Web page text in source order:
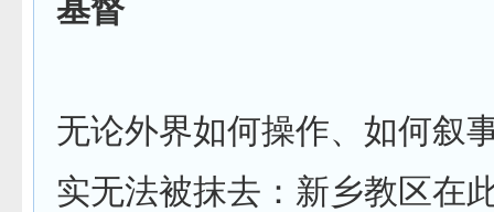
基督
无论外界如何操作、如何叙
实无法被抹去：新乡教区在